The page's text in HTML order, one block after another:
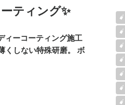
ティング✨
ィーコーティング施工
くしない特殊研磨。 ボ